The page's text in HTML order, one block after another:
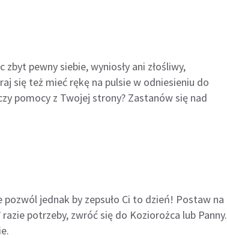
pewny siebie, wyniosły ani złośliwy,
się też mieć rękę na pulsie w odniesieniu do
pomocy z Twojej strony? Zastanów się nad
jednak by zepsuło Ci to dzień! Postaw na
potrzeby, zwróć się do Koziorożca lub Panny.